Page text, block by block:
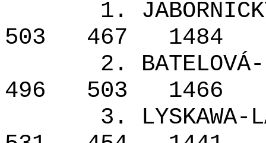
1.
503
467
1484
2. BATELOVÁ-
496
503
1466
3. LYSKAWA-